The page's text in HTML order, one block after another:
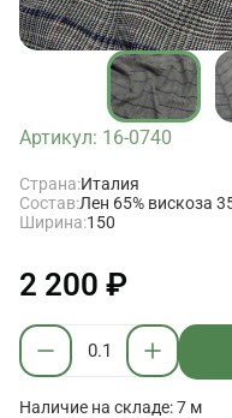
Артикул: 16-0740
Страна:Италия
Состав:Лен 65% вискоза
Ширина:150
2 200 ₽
Наличие на складе: 7 м